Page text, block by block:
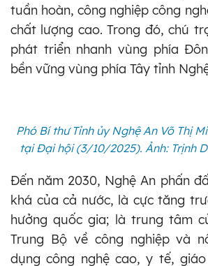
tuần hoàn, công nghiệp công
chất lượng cao. Trong đó, chú
phát triển nhanh vùng phía
bền vững vùng phía Tây tỉnh
Phó Bí thư Tỉnh ủy Nghệ An Võ Thị
tại Đại hội(3/10/2025). Ảnh: Trịnh
Đến năm 2030, Nghệ An phấn
khá của cả nước, là cực tăng
hưởng quốc gia; là trung tâm
Trung Bộ về công nghiệp và
dụng công nghệ cao, y tế,